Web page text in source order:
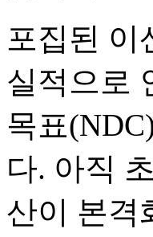
포집된 이
실적으로
목표
다. 아직
산이 본격